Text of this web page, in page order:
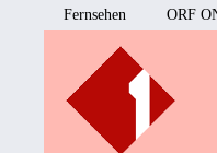
Fernsehen ORF